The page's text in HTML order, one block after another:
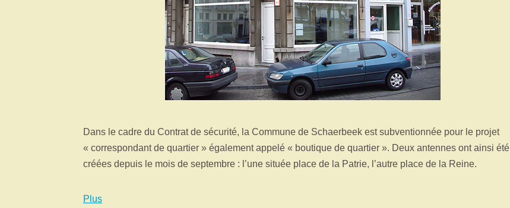
Dans le cadre du Contrat de sécurité, la Commune de Schaerbeek est subventionnée pour le projet
« correspondant de quartier » également appelé « boutique de quartier ». Deux antennes ont ainsi été
créées depuis le mois de septembre : l’une située place de la Patrie, l’autre place de la Reine.
Plus